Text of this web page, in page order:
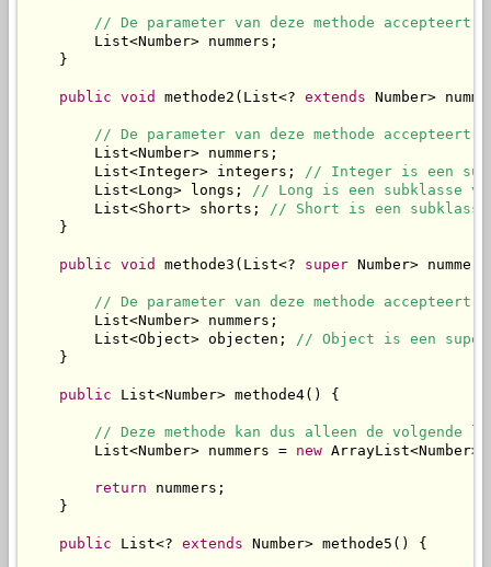
// De parameter van deze methode
        List<Number> nummers;
    }
public void methode2(List<? extends Number>
// De parameter van deze methode
        List<Number> nummers;
        List<Integer> integers;
// Integer is een
        List<Long> longs;
// Long is een subklasse
        List<Short> shorts;
// Short is een subklasse
    }
public void methode3(List<? super Number>
// De parameter van deze methode
        List<Number> nummers;
        List<Object> objecten;
// Object is een
    }
public List<Number> methode4() {
// Deze methode kan dus alleen de volgende
        List<Number> nummers =
new
return nummers;
    }
public List<? extends Number> methode5() {